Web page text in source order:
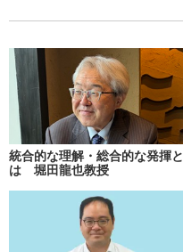
統合的な理解・総合的な発揮と
は 堀田龍也教授